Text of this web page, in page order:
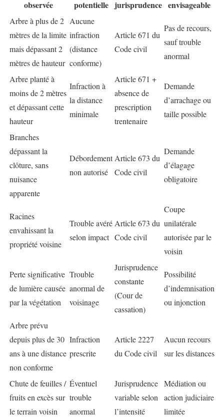
observée
potentielle jurisprudence envisageable
Arbre à plus de 2
mètres de la limite
mais dépassant 2
mètres de hauteur
Aucune
infraction
(distance
conforme)
Article 671 du
Code civil
Pas de recours,
sauf trouble
anormal
Arbre planté à
moins de 2 mètres
et dépassant cette
hauteur
Infraction à
la distance
minimale
Article 671 +
absence de
prescription
trentenaire
Demande
d’arrachage ou
taille possible
Branches
dépassant la
clôture, sans
nuisance
apparente
Débordement
non autorisé
Article 673 du
Code civil
Demande
d’élagage
obligatoire
Racines
envahissant la
propriété voisine
Trouble avéré
selon impact
Article 673 du
Code civil
Coupe
unilatérale
autorisée par le
voisin
Perte significative
de lumière causée
par la végétation
Trouble
anormal de
voisinage
Jurisprudence
constante
(Cour de
cassation)
Possibilité
d’indemnisation
ou injonction
Arbre prévu
depuis plus de 30
ans à une distance
non conforme
Infraction
prescrite
Article 2227
du Code civil
Aucun recours
sur les distances
Chute de feuilles /
fruits en excès sur
le terrain voisin
Éventuel
trouble
anormal
Jurisprudence
variable selon
l’intensité
Médiation ou
action judiciaire
limitée